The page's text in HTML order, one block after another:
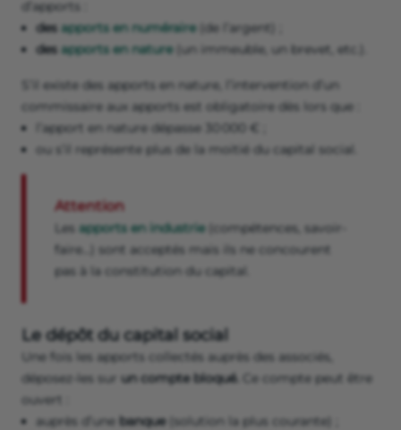
d’apports :
des apports en numéraire(de l’argent) ;
des apports en nature(un immeuble, un brevet, etc.).
S’il existe des apports en nature, l’intervention d’un
commissaire aux apports est obligatoire dès lors que :
l’apport en nature dépasse 30 000 € ;
ou s’il représente plus de la moitié du capital social.
Attention
Les apports en industrie(compétences, savoir-
faire…) sont acceptés mais ils ne concourent
pas à la constitution du capital.
Le dépôt du capital social
Une fois les apports collectés auprès des associés,
déposez-les sur un compte bloqué.
Ce compte peut être
ouvert :
auprès d’une banque(solution la plus courante) ;